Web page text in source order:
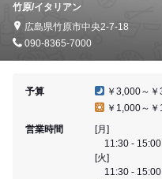
竹原/イタリアン
広島県竹原市中央2-7-18
090-8365-7000
予算
￥3,000～
￥1,000～
営業時間
[月]
11:30 - 15:00
[火]
11:30 - 15:00